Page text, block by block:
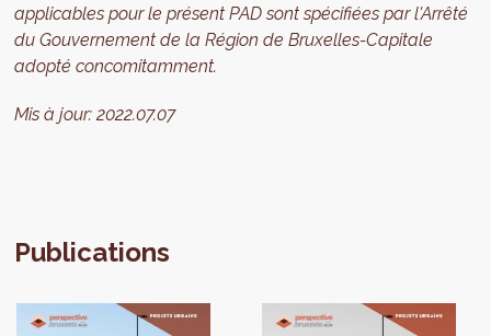
applicables pour le présent PAD sont spécifiées par l'Arrêté
du Gouvernement de la Région de Bruxelles-Capitale
adopté concomitamment.
Mis à jour:2022.07.07
Publications